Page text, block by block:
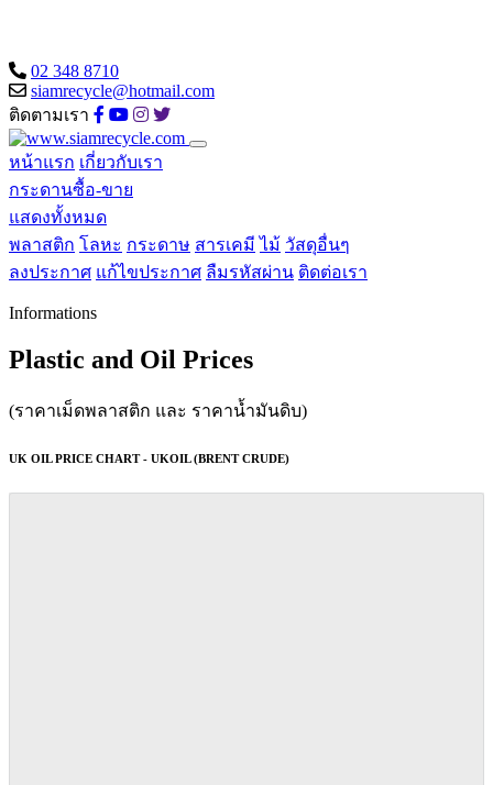
02 348 8710
siamrecycle@hotmail.com
ติดตามเรา
หน้าแรก เกี่ยวกับเรา
กระดานซื้อ-ขาย
แสดงทั้งหมด
พลาสติก โลหะ กระดาษ สารเคมี ไม้ วัสดุอื่นๆ
ลงประกาศ แก้ไขประกาศ ลืมรหัสผ่าน ติดต่อเรา
Informations
Plastic and Oil Prices
(ราคาเม็ดพลาสติก และ ราคาน้ำมันดิบ)
UK OIL PRICE CHART - UKOIL (BRENT CRUDE)